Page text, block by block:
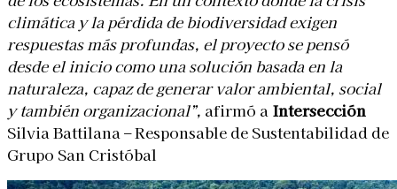
climática y la pérdida de biodiversidad exigen
respuestas más profundas, el proyecto se pensó
desde el inicio como una solución basada en la
naturaleza, capaz de generar valor ambiental, social
y también organizacional”, afirmó a Intersección
Silvia Battilana – Responsable de Sustentabilidad de
Grupo San Cristóbal